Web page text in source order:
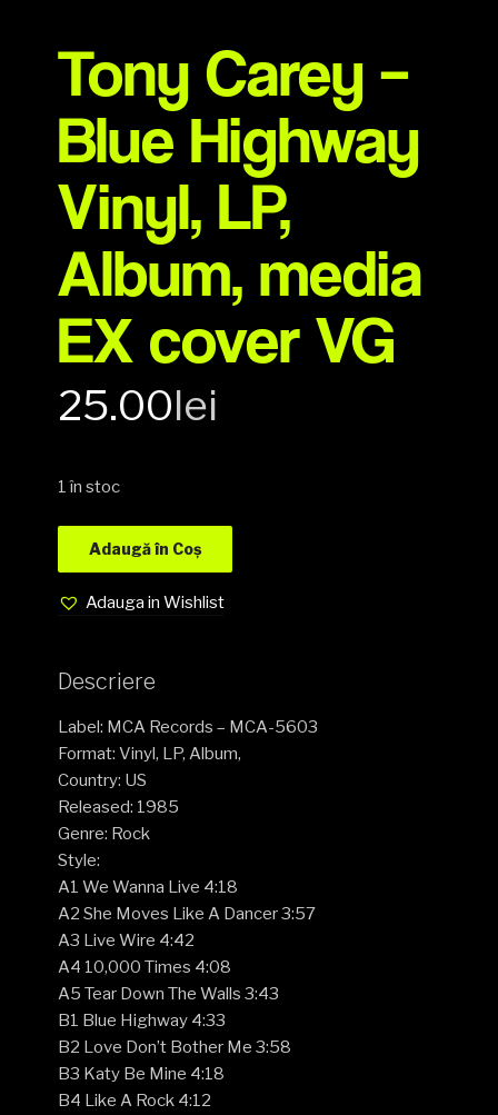
Tony Carey –
Blue Highway
Vinyl, LP,
Album, media
EX cover VG
25.00lei
1 în stoc
Adaugă în Coș
Adauga in Wishlist
Descriere
Label: MCA Records – MCA-5603
Format: Vinyl, LP, Album,
Country: US
Released: 1985
Genre: Rock
Style:
A1 We Wanna Live 4:18
A2 She Moves Like A Dancer 3:57
A3 Live Wire 4:42
A4 10,000 Times 4:08
A5 Tear Down The Walls 3:43
B1 Blue Highway 4:33
B2 Love Don’t Bother Me 3:58
B3 Katy Be Mine 4:18
B4 Like A Rock 4:12